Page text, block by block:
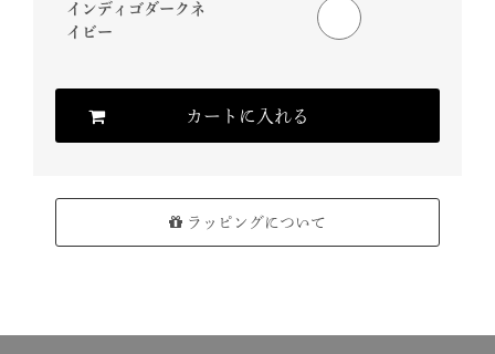
インディゴダークネ
イビー
カートに入れる
ラッピングについて